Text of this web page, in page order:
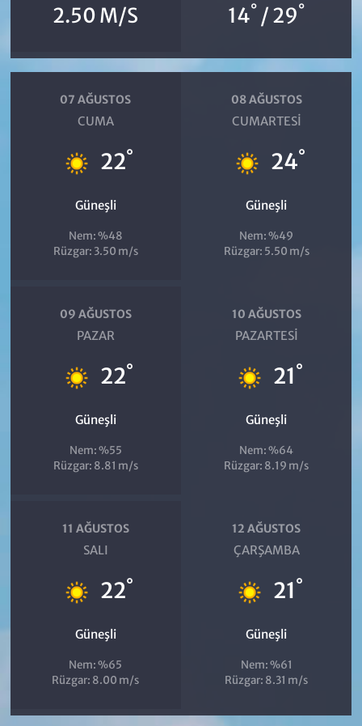
2.50 M/S 14° / 29°
07 AĞUSTOS
CUMA
22°
Güneşli
Nem: %48
Rüzgar: 3.50 m/s
08 AĞUSTOS
CUMARTESI
24°
Güneşli
Nem: %49
Rüzgar: 5.50 m/s
09 AĞUSTOS
PAZAR
22°
Güneşli
Nem: %55
Rüzgar: 8.81 m/s
10 AĞUSTOS
PAZARTESI
21°
Güneşli
Nem: %64
Rüzgar: 8.19 m/s
11 AĞUSTOS
SALI
22°
Güneşli
Nem: %65
Rüzgar: 8.00 m/s
12 AĞUSTOS
ÇARŞAMBA
21°
Güneşli
Nem: %61
Rüzgar: 8.31 m/s